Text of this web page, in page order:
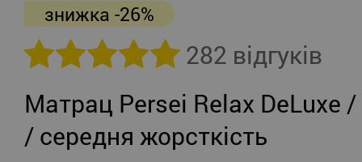
знижка -26%
282 відгуків
Матрац Persei Relax DeLuxe
/ середня жорсткість